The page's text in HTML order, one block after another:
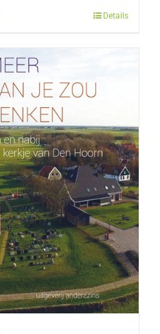
Details